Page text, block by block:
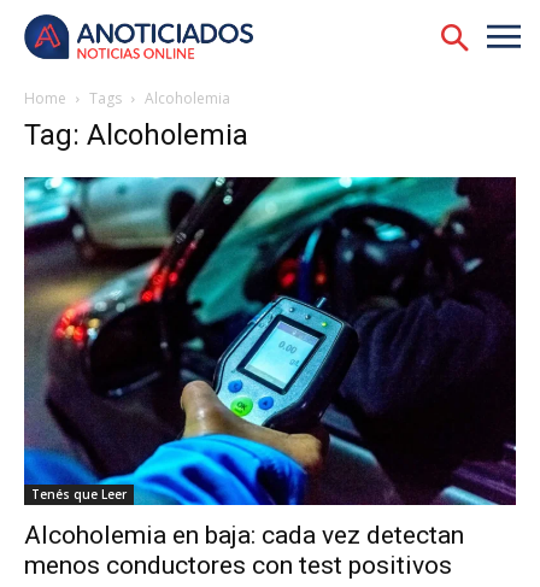
Home Tags Alcoholemia
Tag: Alcoholemia
Tenés que Leer
Alcoholemia en baja: cada vez detectan
menos conductores con test positivos